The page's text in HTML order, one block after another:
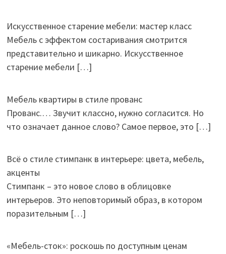
Искусственное старение мебели: мастер класс
Мебель с эффектом состаривания смотрится
представительно и шикарно. Искусственное
старение мебели […]
Мебель квартиры в стиле прованс
Прованс.… Звучит классно, нужно согласится. Но
что означает данное слово? Самое первое, это […]
Всё о стиле стимпанк в интерьере: цвета, мебель,
акценты
Стимпанк – это новое слово в облицовке
интерьеров. Это неповторимый образ, в котором
поразительным […]
«Мебель-сток»: роскошь по доступным ценам